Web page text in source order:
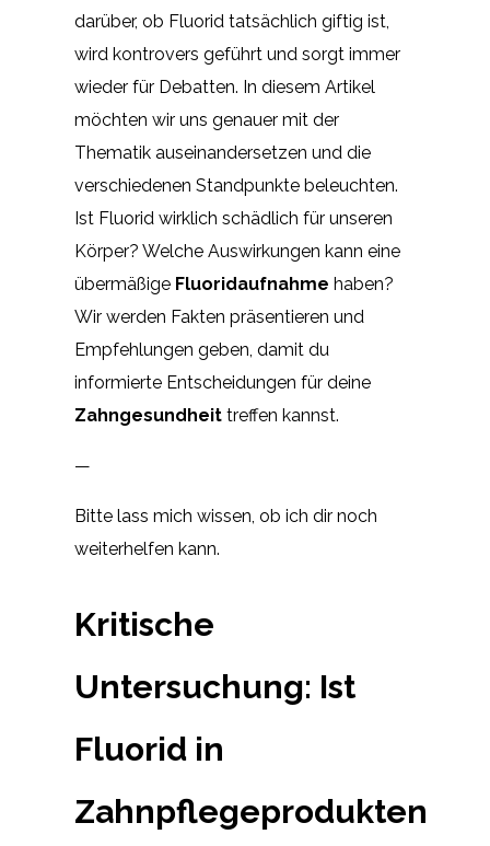
darüber, ob Fluorid tatsächlich giftig ist,
wird kontrovers geführt und sorgt immer
wieder für Debatten. In diesem Artikel
möchten wir uns genauer mit der
Thematik auseinandersetzen und die
verschiedenen Standpunkte beleuchten.
Ist Fluorid wirklich schädlich für unseren
Körper? Welche Auswirkungen kann eine
übermäßige Fluoridaufnahme haben?
Wir werden Fakten präsentieren und
Empfehlungen geben, damit du
informierte Entscheidungen für deine
Zahngesundheit treffen kannst.
—
Bitte lass mich wissen, ob ich dir noch
weiterhelfen kann.
Kritische
Untersuchung: Ist
Fluorid in
Zahnpflegeprodukten